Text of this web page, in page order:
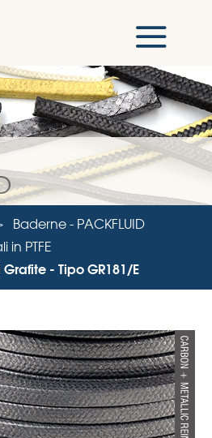
Baderne - PACKFLUID
in PTFE
- Tipo GR181/E